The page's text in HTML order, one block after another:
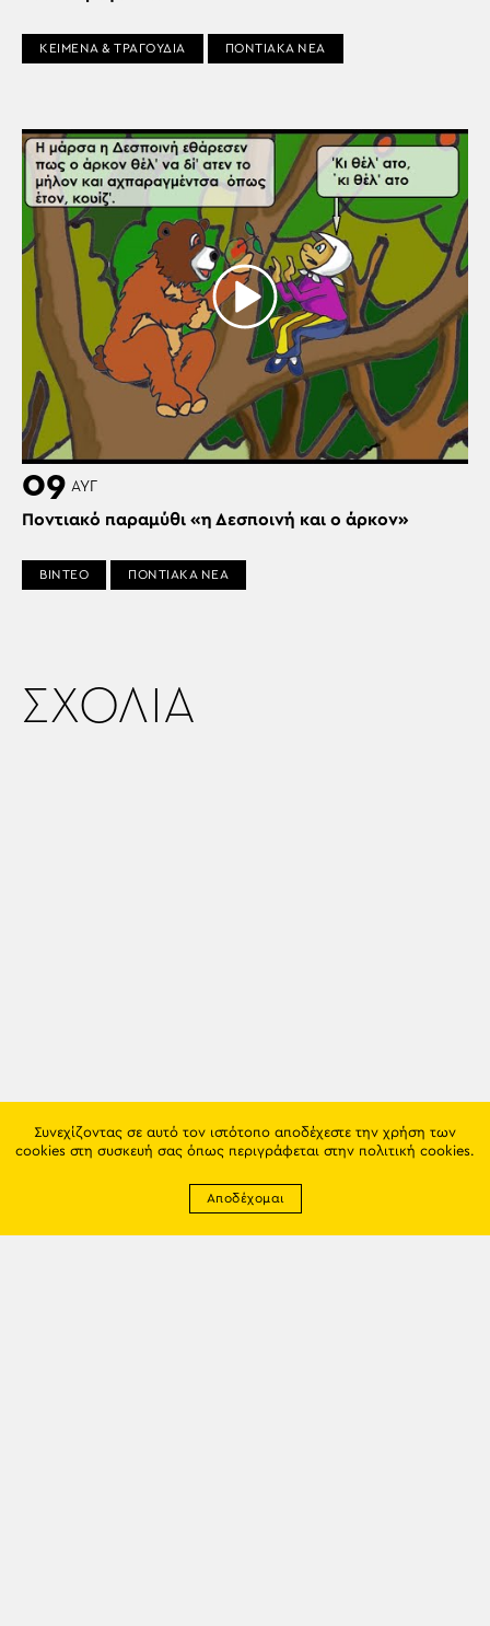
ΚΕΙΜΕΝΑ & ΤΡΑΓΟΥΔΙΑ ΠΟΝΤΙΑΚΑ ΝΕΑ
09 ΑΥΓ
Ποντιακό παραμύθι «η Δεσποινή και ο άρκον»
ΒΙΝΤΕΟ ΠΟΝΤΙΑΚΑ ΝΕΑ
ΣΧΟΛΙΑ
Συνεχίζοντας σε αυτό τον ιστότοπο αποδέχεστε την χρήση των
cookies στη συσκευή σας όπως περιγράφεται στην πολιτική cookies.
Αποδέχομαι